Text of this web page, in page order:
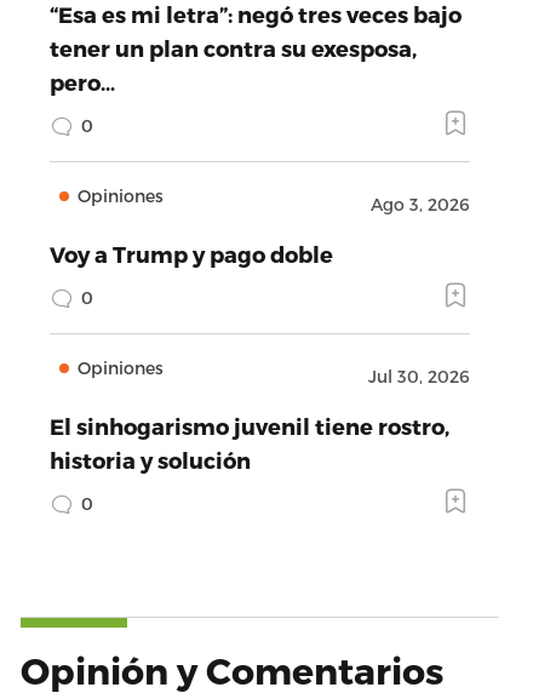
“Esa es mi letra”: negó tres veces bajo
tener un plan contra su exesposa,
pero…
0
Opiniones Ago 3, 2026
Voy a Trump y pago doble
0
Opiniones Jul 30, 2026
El sinhogarismo juvenil tiene rostro,
historia y solución
0
Opinión y Comentarios